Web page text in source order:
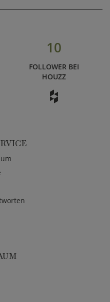
10
FOLLOWER BEI
HOUZZ